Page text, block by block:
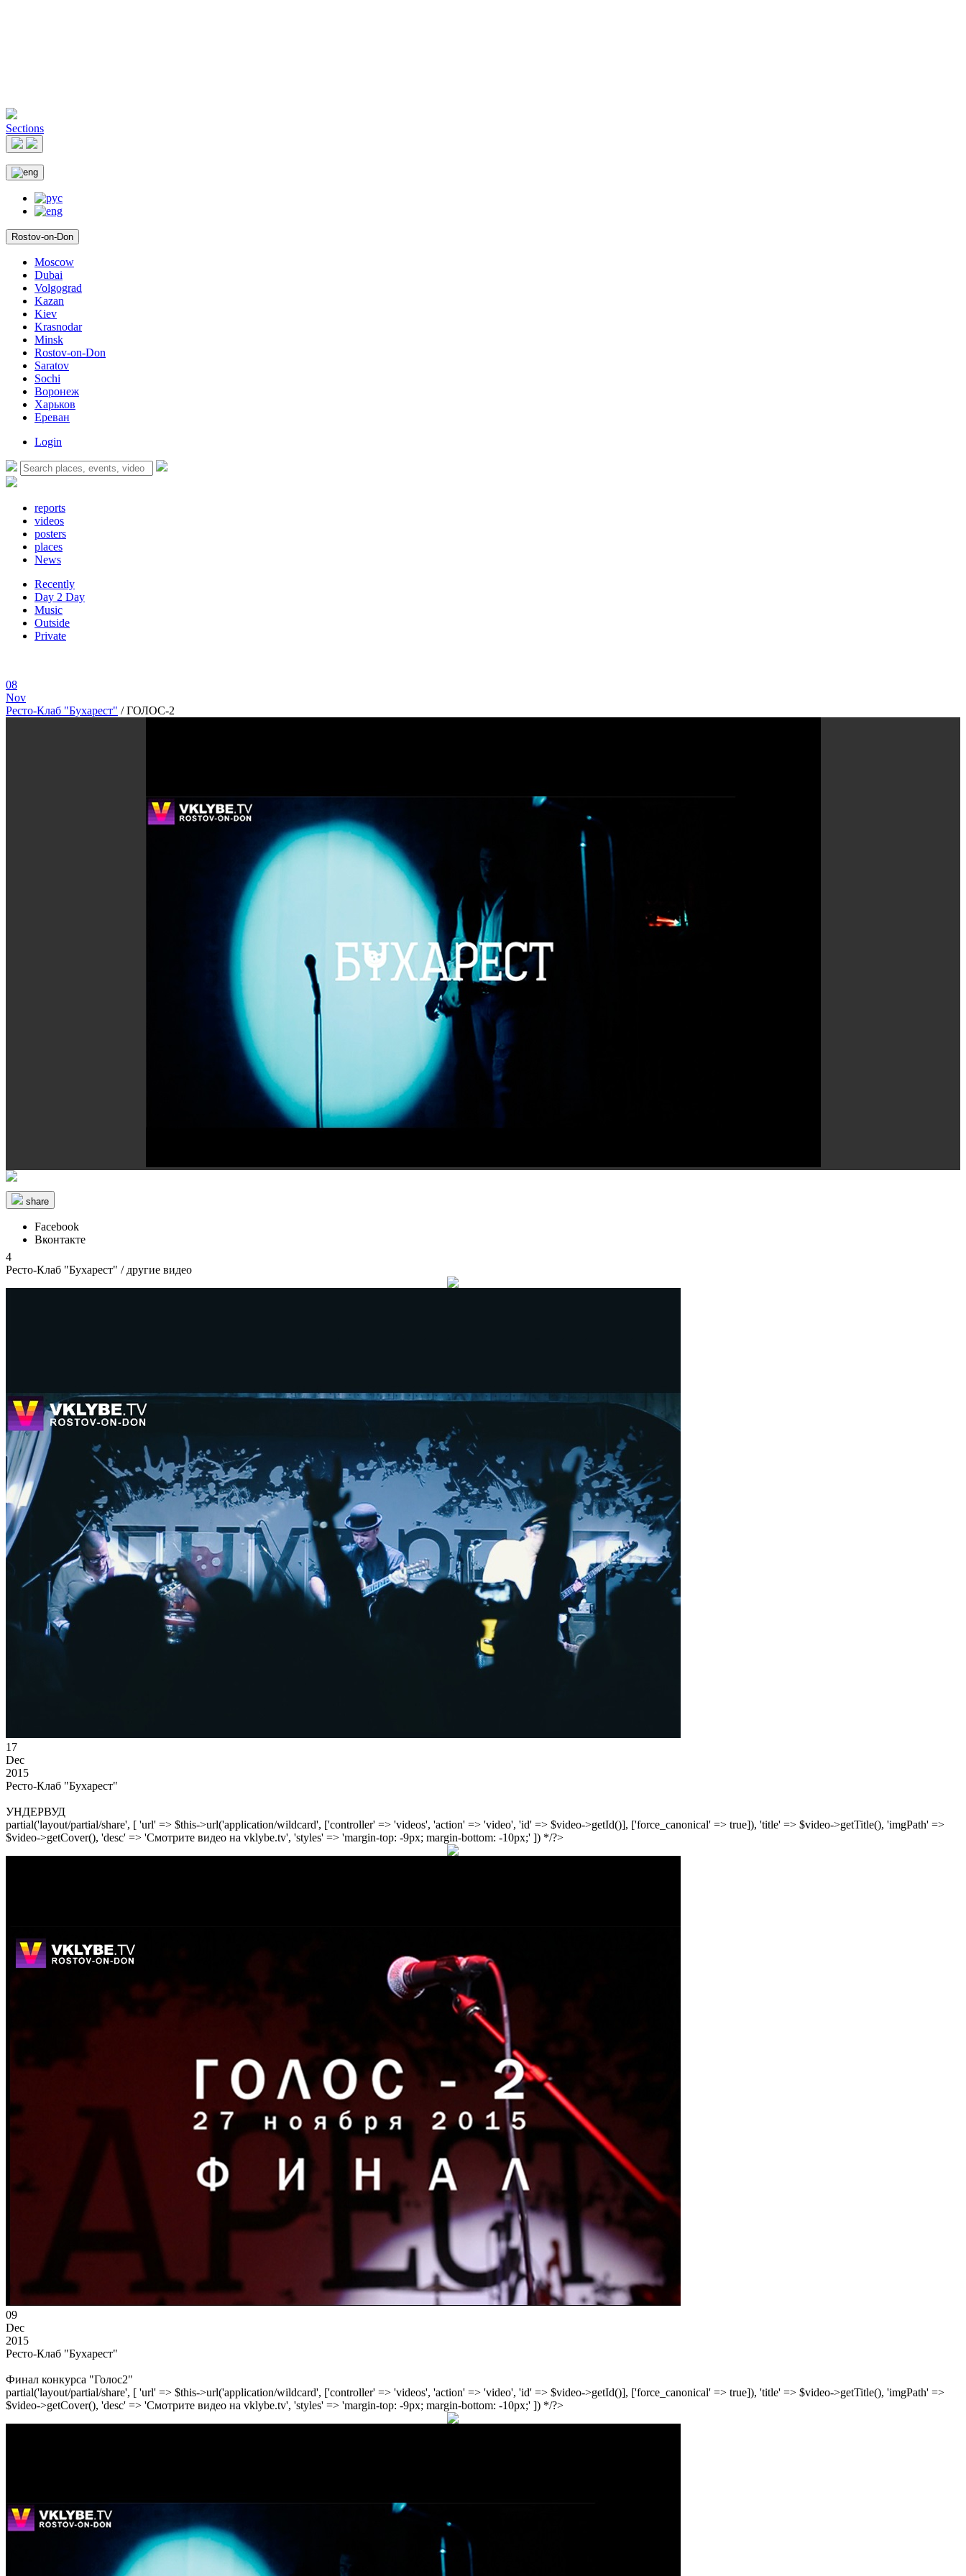
Sections
Rostov-on-Don
Moscow
Dubai
Volgograd
Kazan
Kiev
Krasnodar
Minsk
Rostov-on-Don
Saratov
Sochi
Воронеж
Харьков
Ереван
Login
reports
videos
posters
places
News
Recently
Day 2 Day
Music
Outside
Private
08
Nov
Ресто-Клаб "Бухарест" /ГОЛОС-2
share
Facebook
Вконтакте
4
Ресто-Клаб "Бухарест" / другие видео
17
Dec
2015
Ресто-Клаб "Бухарест"
УНДЕРВУД
partial('layout/partial/share', [ 'url' => $this->url('application/wildcard', ['controller' => 'videos', 'action' => 'video', 'id' => $video->getId()], ['force_canonical' => true]), 'title' => $video->getTitle(), 'imgPath' =>
$video->getCover(), 'desc' => 'Смотрите видео на vklybe.tv', 'styles' => 'margin-top: -9px; margin-bottom: -10px;' ]) */?>
09
Dec
2015
Ресто-Клаб "Бухарест"
Финал конкурса "Голос2"
partial('layout/partial/share', [ 'url' => $this->url('application/wildcard', ['controller' => 'videos', 'action' => 'video', 'id' => $video->getId()], ['force_canonical' => true]), 'title' => $video->getTitle(), 'imgPath' =>
$video->getCover(), 'desc' => 'Смотрите видео на vklybe.tv', 'styles' => 'margin-top: -9px; margin-bottom: -10px;' ]) */?>